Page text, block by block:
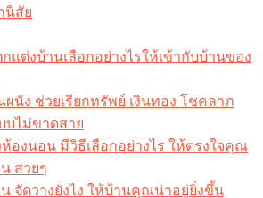
นิสัย
แต่งบ้านเลือกอย่างไรให้เข้ากับบ้านของ
นัง ช่วยเรียกทรัพย์ เงินทอง โชคลาภ
บไม่ขาดสาย
องนอน มีวิธีเลือกอย่างไร ให้ตรงใจคุณ
สวยๆ
จัดวางยังไง ให้บ้านคุณน่าอยู่ยิ่งขึ้น